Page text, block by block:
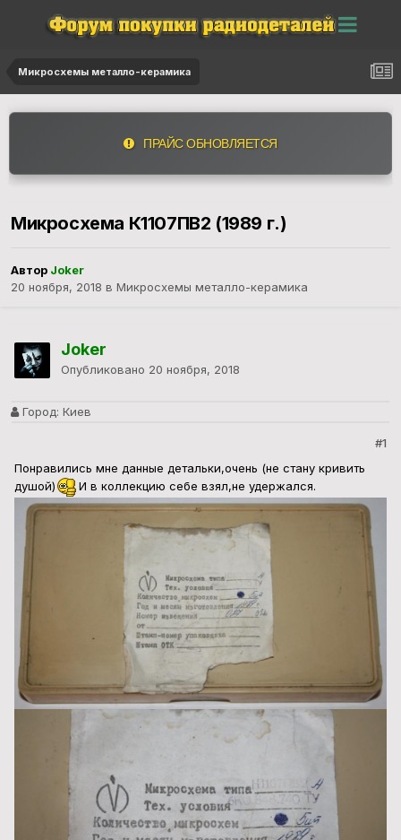
Микросхемы металло-керамика
ПРАЙС ОБНОВЛЯЕТСЯ
Микросхема К1107ПВ2 (1989 г.)
Автор Joker
20 ноября, 2018 в Микросхемы металло-керамика
Joker
Опубликовано 20 ноября, 2018
Город: Киев
#1
Понравились мне данные детальки,очень (не стану кривить
душой)
И в коллекцию себе взял,не удержался.